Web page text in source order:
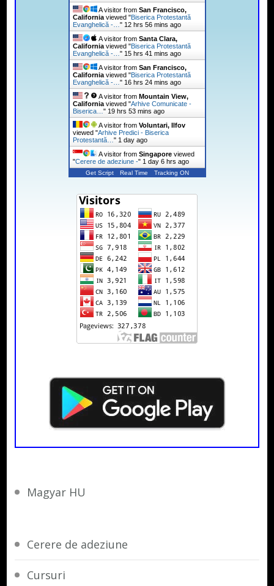
A visitor from San Francisco,
Californiaviewed "Biserica Protestantă
Evanghelică -… " 12 hrs 56 mins ago
A visitor from Santa Clara,
Californiaviewed "Biserica Protestantă
Evanghelică -… " 15 hrs 41 mins ago
A visitor from San Francisco,
Californiaviewed "Biserica Protestantă
Evanghelică -… " 16 hrs 24 mins ago
A visitor from Mountain View,
Californiaviewed "Arhive Comunicate -
Biserica… " 19 hrs 53 mins ago
A visitor from Voluntari, Ilfov
viewed "Arhive Predici - Biserica
Protestantă… " 1 day ago
A visitor from Singaporeviewed
"Cerere de adeziune -" 1 day 6 hrs ago
Get Script Real Time Tracking ON
Magyar HU
Cerere de adeziune
Cursuri